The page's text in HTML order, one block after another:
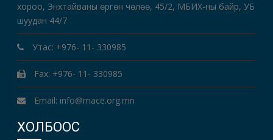
хороо, Энхтайваны өргөн чөлөө, 45/2, МБИХ-ны байр, УБ
шуудан 44/7
Утас: +976- 11- 330985
Fax: +976- 11- 330985
Email: info@mace.org.mn
ХОЛБООС